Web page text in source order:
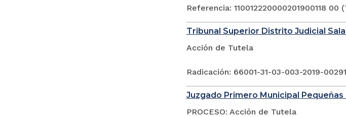
Referencia: 110012220000201900118 00
Tribunal Superior Distrito Judicial
Acción de Tutela
Radicación: 66001-31-03-003-2019-
Juzgado Primero Municipal
PROCESO: Acción de Tutela